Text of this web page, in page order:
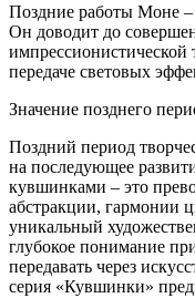
Поздние работы Моне –
Он доводит до
импрессионистической
передаче световых
Значение позднего
Поздний период
на последующее
кувшинками – это
абстракции, гармонии
уникальный
глубокое понимание
передавать через
серия «Кувшинки»